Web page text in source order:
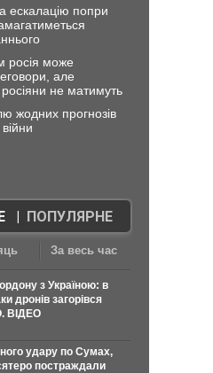
ескалацію попри
росія може
але
не матимуть
жодних прогнозів
| ПОПУЛЯРНЕ
За весь час
з Україною: в
дронів загорівся
ВІДЕО
удару по Сумах,
постраждали